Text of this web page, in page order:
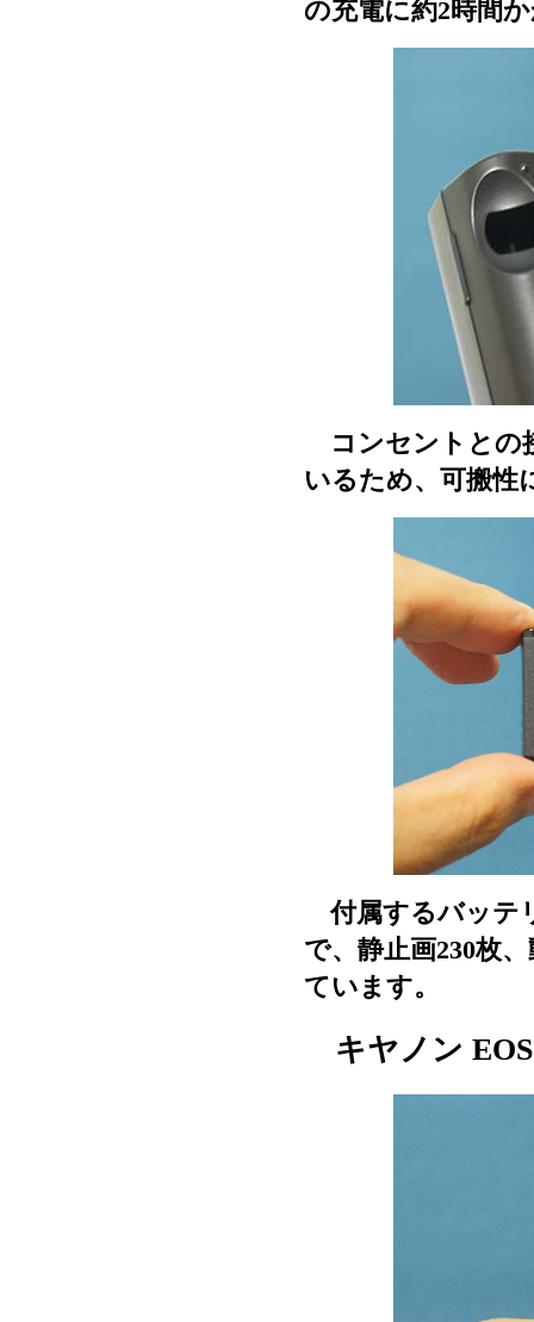
の充電に約2時間
コンセントとの
いるため、可搬性
付属するバッテ
で、静止画230枚
ています。
キヤノン